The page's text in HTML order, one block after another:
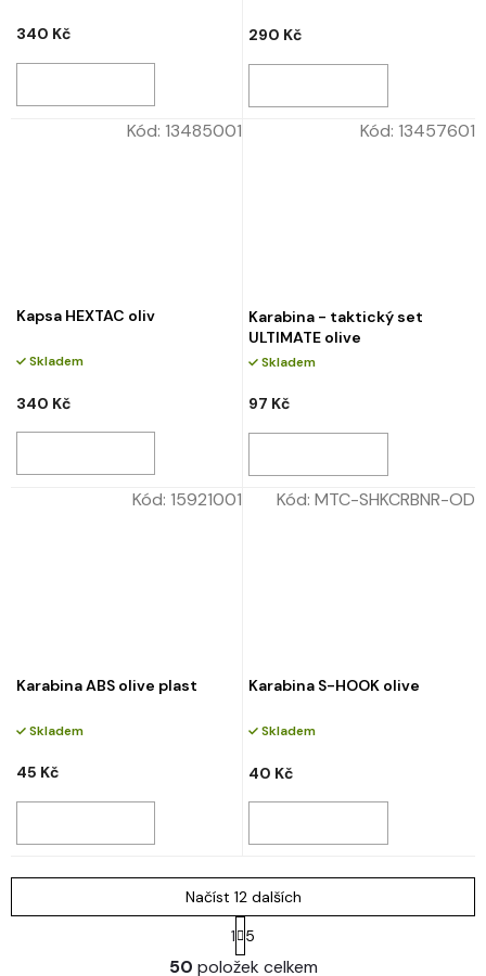
340 Kč 290 Kč
Kapsa HEXTAC oliv
Skladem
340 Kč
Kód: 13485001
Karabina - taktický set
ULTIMATE olive
Skladem
97 Kč
Kód: 13457601
Karabina ABS olive plast
Skladem
45 Kč
Kód: 15921001
Karabina S-HOOK olive
Skladem
40 Kč
Kód: MTC-SHKCRBNR-OD
O
Načíst 12 dalších
S
t
r
1 5
50 položek celkem